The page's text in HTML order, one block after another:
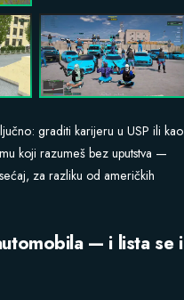
graditi karijeru u USP ili kao
koji razumeš bez uputstva —
za razliku od američkih
— i lista se i